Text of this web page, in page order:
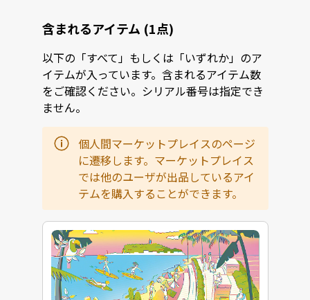
含まれるアイテム (1点)
以下の「すべて」もしくは「いずれか」のア
イテムが入っています。含まれるアイテム数
をご確認ください。シリアル番号は指定でき
ません。
個人間マーケットプレイスのページ
に遷移します。マーケットプレイス
では他のユーザが出品しているアイ
テムを購入することができます。